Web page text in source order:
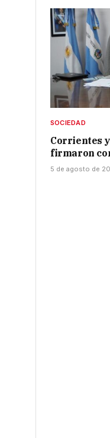
SOCIEDAD
Corrientes
firmaron
5 de agosto de